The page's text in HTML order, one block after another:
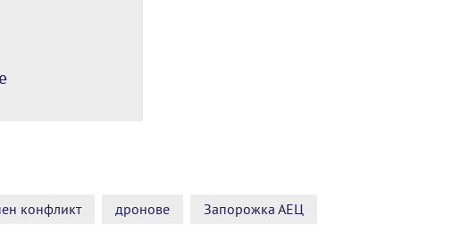
конфликт дронове
Запорожка АЕЦ